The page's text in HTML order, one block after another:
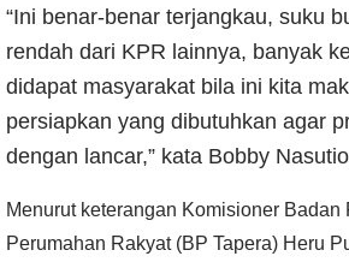
“Ini benar-benar terjangkau, suku
rendah dari KPR lainnya, banyak
didapat masyarakat bila ini kita
persiapkan yang dibutuhkan agar
dengan lancar,” kata Bobby
Menurut keterangan Komisioner Badan
Perumahan Rakyat (BP Tapera) Heru